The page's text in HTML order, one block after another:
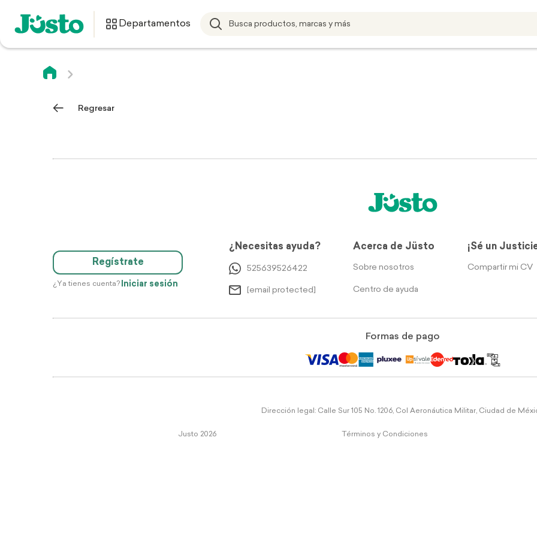
Departamentos
Regresar
Regístrate
¿Ya tienes cuenta? Iniciar sesión
¿Necesitas ayuda?
525639526422
[email protected]
Acerca de Jüsto
Sobre nosotros
Centro de ayuda
¡Sé un
Compartir mi CV
Formas de pago
Dirección legal: Calle Sur 105 No. 1206, Col Aeronáutica Militar, Ciudad de
Justo 2026 Términos y Condiciones